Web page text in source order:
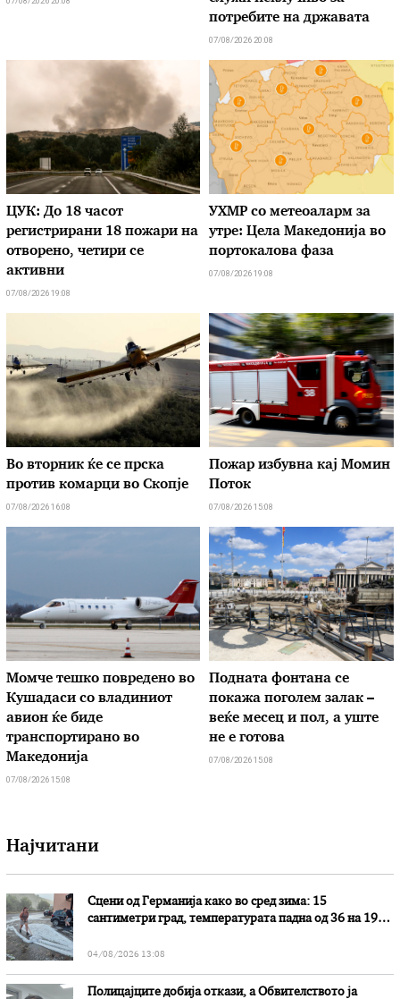
потребите на државата
07/08/2026 20:08
ЦУК: До 18 часот
регистрирани 18 пожари на
отворено, четири се
активни
07/08/2026 19:08
УХМР со метеоаларм за
утре: Цела Македонија во
портокалова фаза
07/08/2026 19:08
Во вторник ќе се прска
против комарци во Скопје
07/08/2026 16:08
Пожар избувна кај Момин
Поток
07/08/2026 15:08
Момче тешко повредено во
Кушадаси со владиниот
авион ќе биде
транспортирано во
Македонија
07/08/2026 15:08
Подната фонтана се
покажа поголем залак –
веќе месец и пол, а уште
не е готова
07/08/2026 15:08
Најчитани
Сцени од Германија како во сред зима: 15
сантиметри град, температурата падна од 36 на 19
04/08/2026 13:08
Полицајците добија откази, а Обвителството ја